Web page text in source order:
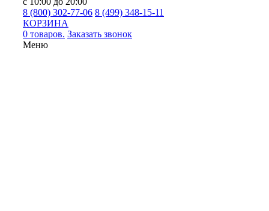
8 (800) 302-77-06 8 (499) 348-15-11
КОРЗИНА
0 товаров. Заказать звонок
Меню